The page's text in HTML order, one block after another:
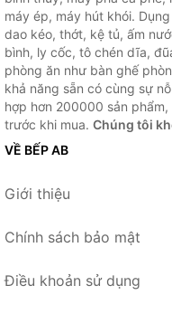
máy ép, máy hút khói.
dao kéo, thớt, kệ tủ, ấm
bình, ly cốc, tô chén dĩa,
phòng ăn như bàn ghế
khả năng sẵn có cùng sự
hợp hơn 200000 sản
trước khi mua. Chúng tôi
VỀ BẾP AB
Giới thiệu
Chính sách bảo mật
Điều khoản sử dụng